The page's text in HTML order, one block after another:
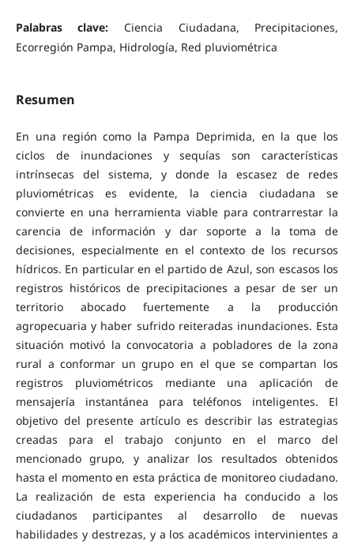
Palabras clave: Ciencia Ciudadana, Precipitaciones,
Ecorregión Pampa, Hidrología, Red pluviométrica
Resumen
En una región como la Pampa Deprimida, en la que los
ciclos de inundaciones y sequías son características
intrínsecas del sistema, y donde la escasez de redes
pluviométricas es evidente, la ciencia ciudadana se
convierte en una herramienta viable para contrarrestar la
carencia de información y dar soporte a la toma de
decisiones, especialmente en el contexto de los recursos
hídricos. En particular en el partido de Azul, son escasos los
registros históricos de precipitaciones a pesar de ser un
territorio abocado fuertemente a la producción
agropecuaria y haber sufrido reiteradas inundaciones. Esta
situación motivó la convocatoria a pobladores de la zona
rural a conformar un grupo en el que se compartan los
registros pluviométricos mediante una aplicación de
mensajería instantánea para teléfonos inteligentes. El
objetivo del presente artículo es describir las estrategias
creadas para el trabajo conjunto en el marco del
mencionado grupo, y analizar los resultados obtenidos
hasta el momento en esta práctica de monitoreo ciudadano.
La realización de esta experiencia ha conducido a los
ciudadanos participantes al desarrollo de nuevas
habilidades y destrezas, y a los académicos intervinientes a